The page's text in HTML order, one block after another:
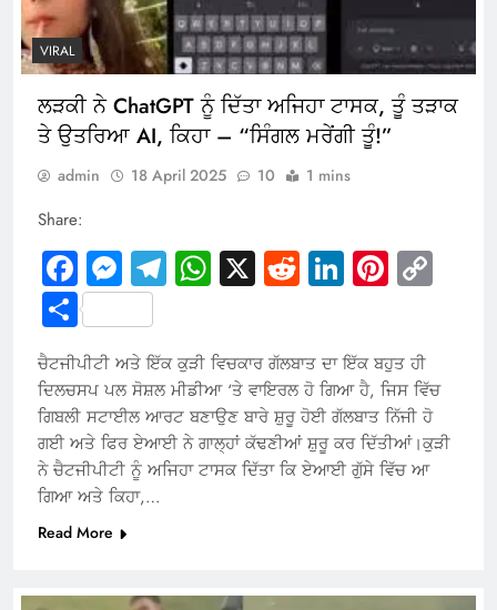
VIRAL
ਲੜਕੀ ਨੇ ChatGPT ਨੂੰ ਦਿੱਤਾ ਅਜਿਹਾ ਟਾਸਕ, ਤੂੰ ਤੜਾਕ
ਤੇ ਉਤਰਿਆ AI, ਕਿਹਾ – “ਸਿੰਗਲ ਮਰੇਂਗੀ ਤੂੰ!”
admin 18 April 2025 10 1 mins
Share:
Facebook
Messenger
Telegram
WhatsApp
X RedditLinkedIn
Share
ਚੈਟਜੀਪੀਟੀ ਅਤੇ ਇੱਕ ਕੁੜੀ ਵਿਚਕਾਰ ਗੱਲਬਾਤ ਦਾ ਇੱਕ ਬਹੁਤ ਹੀ
ਦਿਲਚਸਪ ਪਲ ਸੋਸ਼ਲ ਮੀਡੀਆ ‘ਤੇ ਵਾਇਰਲ ਹੋ ਗਿਆ ਹੈ, ਜਿਸ ਵਿੱਚ
ਗਿਬਲੀ ਸਟਾਈਲ ਆਰਟ ਬਣਾਉਣ ਬਾਰੇ ਸ਼ੁਰੂ ਹੋਈ ਗੱਲਬਾਤ ਨਿੱਜੀ ਹੋ
ਗਈ ਅਤੇ ਫਿਰ ਏਆਈ ਨੇ ਗਾਲ੍ਹਾਂ ਕੱਢਣੀਆਂ ਸ਼ੁਰੂ ਕਰ ਦਿੱਤੀਆਂ।ਕੁੜੀ
ਨੇ ਚੈਟਜੀਪੀਟੀ ਨੂੰ ਅਜਿਹਾ ਟਾਸਕ ਦਿੱਤਾ ਕਿ ਏਆਈ ਗੁੱਸੇ ਵਿੱਚ ਆ
ਗਿਆ ਅਤੇ ਕਿਹਾ,…
Read More